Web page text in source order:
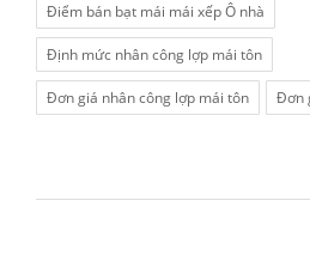
Điểm bán bạt mái mái xếp Ô nhà
Định mức nhân công lợp mái tôn
Đơn giá nhân công lợp mái tôn Đơn